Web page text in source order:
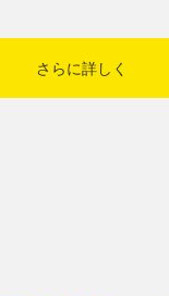
さらに詳しく